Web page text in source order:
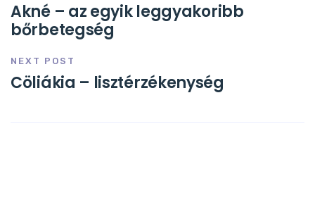
Akné – az egyik leggyakoribb
bőrbetegség
NEXT POST
Cöliákia – lisztérzékenység